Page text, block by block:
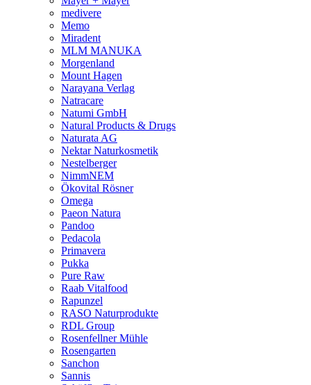
medivere
Memo
Miradent
MLM MANUKA
Morgenland
Mount Hagen
Narayana Verlag
Natracare
Natumi GmbH
Natural Products & Drugs
Naturata AG
Nektar Naturkosmetik
Nestelberger
NimmNEM
Ökovital Rösner
Omega
Paeon Natura
Pandoo
Pedacola
Primavera
Pukka
Pure Raw
Raab Vitalfood
Rapunzel
RASO Naturprodukte
RDL Group
Rosenfellner Mühle
Rosengarten
Sanchon
Sannis